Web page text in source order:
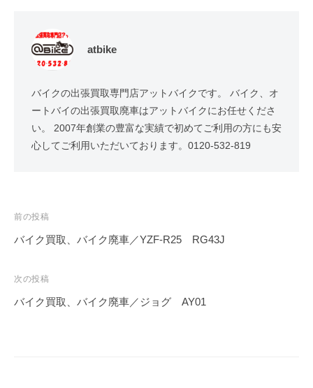
atbike
バイクの出張買取専門店アットバイクです。 バイク、オ
ートバイの出張買取廃車はアットバイクにお任せくださ
い。 2007年創業の豊富な実績で初めてご利用の方にも安
心してご利用いただいております。0120-532-819
前の投稿
バイク買取、バイク廃車／YZF-R25 RG43J
次の投稿
バイク買取、バイク廃車／ジョグ AY01